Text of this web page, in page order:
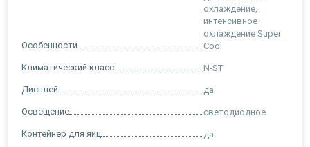
Особенности
охлаждение,
интенсивное
охлаждение Super
Cool
Климатический класс N-ST
Дисплей да
Освещение светодиодное
Контейнер для яиц да